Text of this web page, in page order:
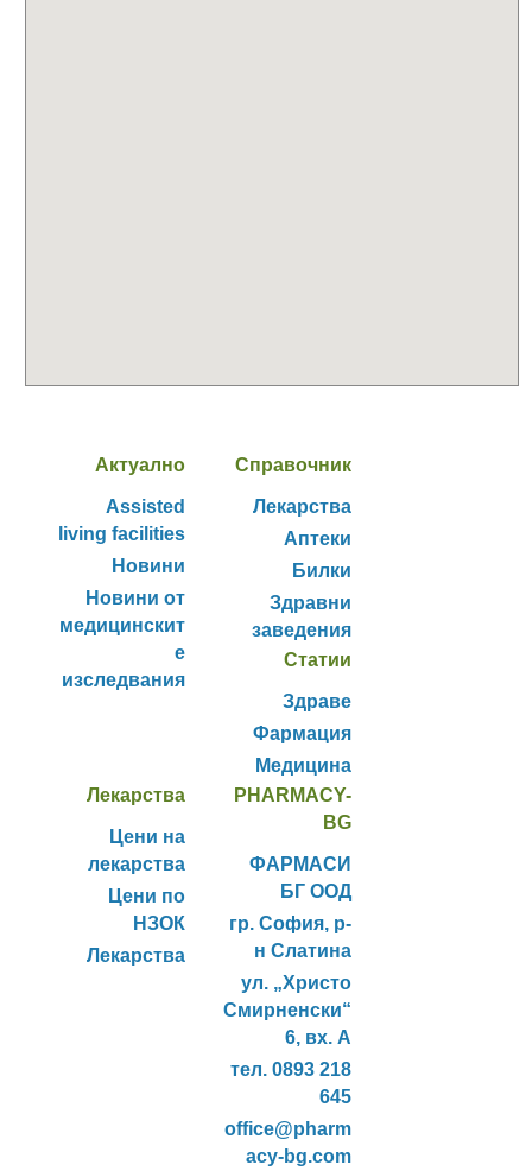
Актуално
Assisted
living facilities
Новини
Новини от
медицинскит
е
изследвания
Справочник
Лекарства
Аптеки
Билки
Здравни
заведения
Статии
Здраве
Фармация
Медицина
Лекарства
Цени на
лекарства
Цени по
НЗОК
Лекарства
PHARMACY-
BG
ФАРМАСИ
БГ ООД
гр. София, р-
н Слатина
ул. „Христо
Смирненски“
6, вх. А
тел. 0893 218
645
office@pharm
acy-bg.com